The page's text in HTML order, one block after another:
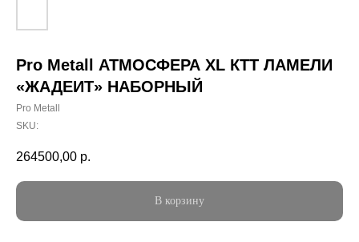
Pro Metall АТМОСФЕРА XL КТТ ЛАМЕЛИ
«ЖАДЕИТ» НАБОРНЫЙ
Pro Metall
SKU:
264500,00 р.
В корзину